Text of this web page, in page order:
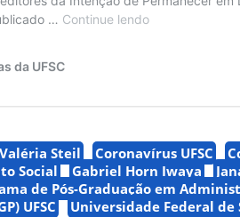
Steil Coronavírus UFSC
Social
Gabriel Horn Iwaya
de Pós-Graduação em
UFSC
Universidade Federal de